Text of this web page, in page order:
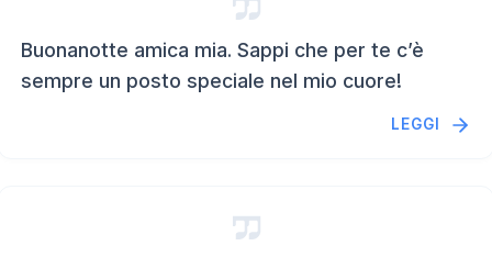
Buonanotte amica mia. Sappi che per te c’è
sempre un posto speciale nel mio cuore!
LEGGI